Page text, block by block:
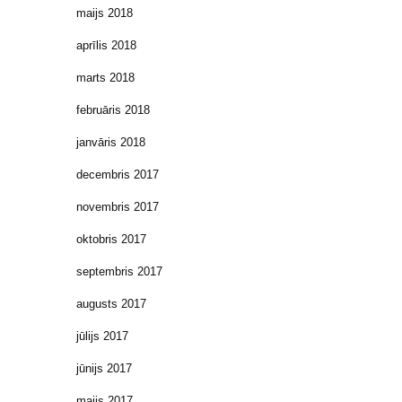
maijs 2018
aprīlis 2018
marts 2018
februāris 2018
janvāris 2018
decembris 2017
novembris 2017
oktobris 2017
septembris 2017
augusts 2017
jūlijs 2017
jūnijs 2017